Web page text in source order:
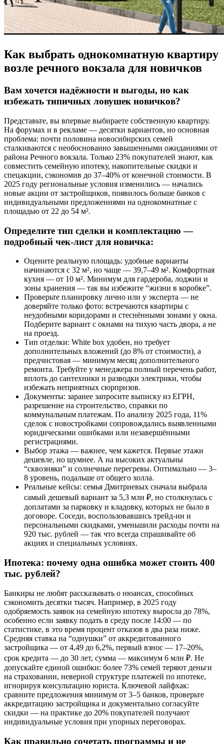
Как выбрать однокомнатную квартиру
возле речного вокзала для новичков
Вам хочется надёжности и выгоды, но как
избежать типичных ловушек новичков?
Представьте, вы впервые выбираете собственную квартиру.
На форумах и в рекламе — десятки вариантов, но основная
проблема: почти половина новосибирских семей
сталкиваются с необоснованно завышенными ожиданиями от
района Речного вокзала. Только 23% покупателей знают, как
совместить семейную ипотеку, накопительные скидки и
спецакции, сэкономив до 37–40% от конечной стоимости. В
2025 году региональные условия изменились — начались
новые акции от застройщиков, появилось больше банков с
индивидуальными предложениями на однокомнатные с
площадью от 22 до 54 м².
Определите тип сделки и комплектацию —
подробный чек-лист для новичка:
Оцените реальную площадь: удобные варианты
начинаются с 32 м², но чаще — 39,7–49 м². Комфортная
кухня — от 10 м². Минимум для гардероба, лоджии и
зоны хранения — так вы избежите “жизни в коробке”.
Проверьте планировку лично или у эксперта — не
доверяйте только фото: встречаются квартиры с
неудобными коридорами и стеснёнными зонами у окна.
Подберите вариант с окнами на тихую часть двора, а не
на проезд.
Тип отделки: White box удобен, но требует
дополнительных вложений (до 8% от стоимости), а
предчистовая — минимум месяц дополнительного
ремонта. Требуйте у менеджера полный перечень работ,
вплоть до сантехники и разводки электрики, чтобы
избежать неприятных сюрпризов.
Документы: заранее запросите выписку из ЕГРН,
разрешение на строительство, справки по
коммунальным платежам. По анализу 2025 года, 11%
сделок с новостройками сопровождались выявленными
юридическими ошибками или незавершёнными
регистрациями.
Выбор этажа — важнее, чем кажется. Первые этажи
дешевле, но шумнее. А на высоких актуальны
“сквозняки” и солнечные перегревы. Оптимально — 3–
8 уровень, подальше от общего холла.
Реальные кейсы: семья Дмитриевых сначала выбрала
самый дешевый вариант за 5,3 млн ₽, но столкнулась с
доплатами за парковку и кладовку, которых не было в
договоре. Соседи, воспользовавшись трейд-ин и
персональными скидками, уменьшили расходы почти на
920 тыс. рублей — так что всегда спрашивайте об
акциях и специальных условиях.
Ипотека: почему одна ошибка может стоить 400
тыс. рублей?
Банкиры не любят рассказывать о нюансах, способных
сэкономить десятки тысяч. Например, в 2025 году
одобряемость заявок на семейную ипотеку выросла до 78%,
особенно если заявку подать в среду после 14:00 — по
статистике, в это время процент отказов в два раза ниже.
Средняя ставка на “однушки” от аккредитованного
застройщика — от 4,49 до 6,2%, первый взнос — 17–20%,
срок кредита — до 30 лет, сумма — максимум 6 млн ₽. Не
допускайте единой ошибки: более 73% семей теряют деньги
на страховании, неверной структуре платежей по ипотеке,
игнорируя консультацию юриста. Ключевой лайфхак:
сравните предложения минимум от 3–5 банков, проверьте
аккредитацию застройщика и документально согласуйте
скидки — на практике до 20% покупателей получают
индивидуальные условия при упорных переговорах.
Как правильно сочетать программы и не